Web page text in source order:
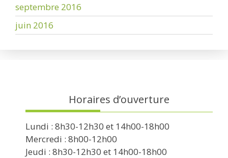
septembre 2016
juin 2016
Horaires d’ouverture
Lundi : 8h30-12h30 et 14h00-18h00
Mercredi : 8h00-12h00
Jeudi : 8h30-12h30 et 14h00-18h00